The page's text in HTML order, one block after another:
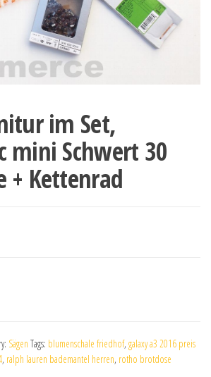
im Set,
mini Schwert 30
+ Kettenrad
Sägen Tags: blumenschale friedhof, galaxy a3 2016 preis
, ralph lauren bademantel herren, rotho brotdose